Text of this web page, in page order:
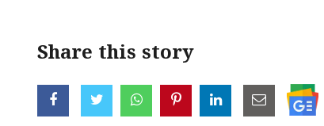
Share this story